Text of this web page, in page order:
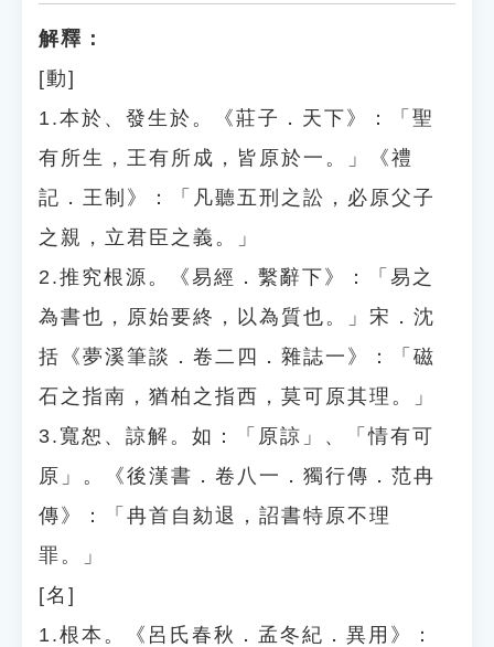
解釋：
[動]
1.本於、發生於。《莊子．天下》：「聖
有所生，王有所成，皆原於一。」《禮
記．王制》：「凡聽五刑之訟，必原父子
之親，立君臣之義。」
2.推究根源。《易經．繫辭下》：「易之
為書也，原始要終，以為質也。」宋．沈
括《夢溪筆談．卷二四．雜誌一》：「磁
石之指南，猶柏之指西，莫可原其理。」
3.寬恕、諒解。如：「原諒」、「情有可
原」。《後漢書．卷八一．獨行傳．范冉
傳》：「冉首自劾退，詔書特原不理
罪。」
[名]
1.根本。《呂氏春秋．孟冬紀．異用》：